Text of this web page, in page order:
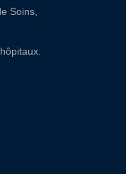
Soins,